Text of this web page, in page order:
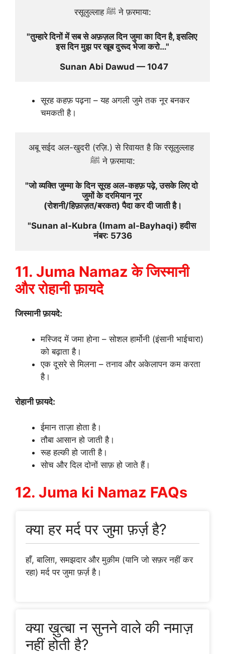
रसूलुल्लाह ﷺ ने फ़रमाया:
"तुम्हारे दिनों में सब से अफ़ज़ल दिन जुमा का दिन है, इसलिए
इस दिन मुझ पर खूब दुरूद भेजा करो…"
Sunan Abi Dawud — 1047
सूरह कहफ़ पढ़ना – यह अगली जुमे तक नूर बनकर
चमकती है।
अबू सईद अल-खुदरी (रज़ि.) से रिवायत है कि रसूलुल्लाह
ﷺ ने फ़रमाया:
"जो व्यक्ति जुम्मा के दिन सूरह अल-कहफ़ पढ़े, उसके लिए दो
जुमों के दरमियान नूर
(रोशनी/हिफ़ाज़त/बरकत) पैदा कर दी जाती है।
"Sunan al-Kubra (Imam al-Bayhaqi) हदीस
नंबर: 5736
11. Juma Namaz के जिस्मानी
और रोहानी फ़ायदे
जिस्मानी फ़ायदे:
मस्जिद में जमा होना – सोशल हार्मोनी (इंसानी भाईचारा)
को बढ़ाता है।
एक दूसरे से मिलना – तनाव और अकेलापन कम करता
है।
रोहानी फ़ायदे:
ईमान ताज़ा होता है।
तौबा आसान हो जाती है।
रूह हल्की हो जाती है।
सोच और दिल दोनों साफ़ हो जाते हैं।
12. Juma ki Namaz FAQs
क्या हर मर्द पर जुमा फ़र्ज़ है?
हाँ, बालिग़, समझदार और मुक़ीम (यानि जो सफ़र नहीं कर
रहा) मर्द पर जुमा फ़र्ज़ है।
क्या ख़ुत्बा न सुनने वाले की नमाज़
नहीं होती है?